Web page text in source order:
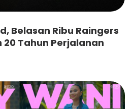
Belasan Ribu Raingers
20 Tahun Perjalanan